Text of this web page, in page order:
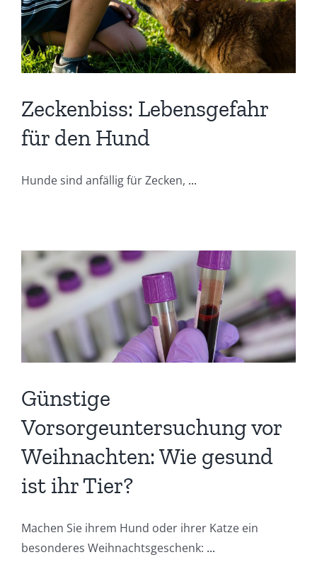
Zeckenbiss: Lebensgefahr
für den Hund
Hunde sind anfällig für Zecken, ...
Günstige
Vorsorgeuntersuchung vor
Weihnachten: Wie gesund
ist ihr Tier?
Machen Sie ihrem Hund oder ihrer Katze ein
besonderes Weihnachtsgeschenk: ...